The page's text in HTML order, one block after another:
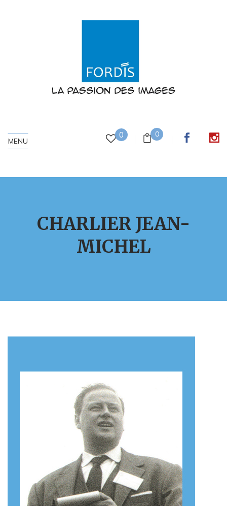
0 0
MENU
CHARLIER JEAN-
MICHEL